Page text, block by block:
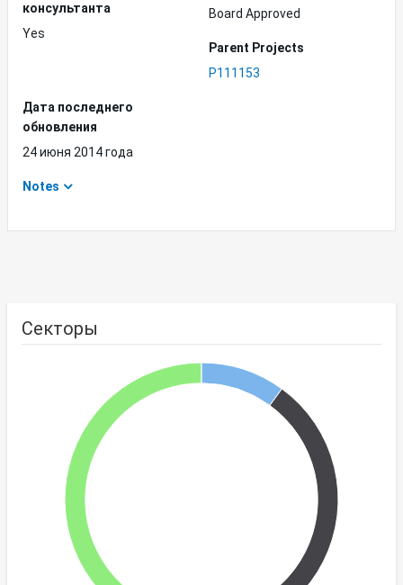
консультанта
Yes
Board Approved
Parent Projects
P111153
Дата последнего
обновления
24 июня 2014 года
Notes
Секторы